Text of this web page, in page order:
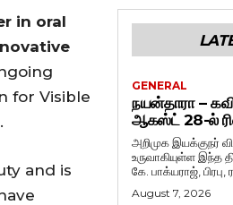
in oral
for Visible
and is
GENERAL
நயன்தாரா –
ஆகஸ்ட் 28-ல்
அறிமுக இயக்குநர்
உருவாகியுள்ள இந்த
கே. பாக்யராஜ், பிரபு,
August 7, 2026